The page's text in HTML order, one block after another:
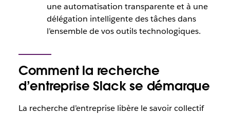
une automatisation transparente et à une
délégation intelligente des tâches dans
l’ensemble de vos outils technologiques.
Comment la recherche
d’entreprise Slack se démarque
La recherche d’entreprise libère le savoir collectif